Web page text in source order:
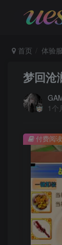
首页 体验
梦回沧
1个
付费阅读